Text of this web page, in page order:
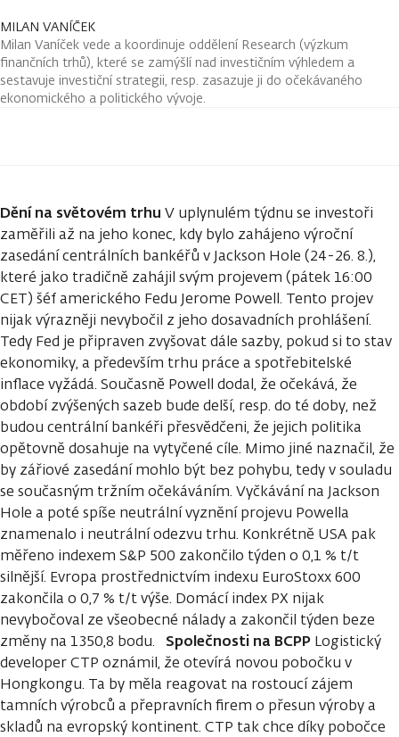
MILAN VANÍČEK
Milan Vaníček vede a koordinuje oddělení Research (výzkum
finančních trhů), které se zamýšlí nad investičním výhledem a
sestavuje investiční strategii, resp. zasazuje ji do očekávaného
ekonomického a politického vývoje.
Dění na světovém trhu V uplynulém týdnu se investoři
zaměřili až na jeho konec, kdy bylo zahájeno výroční
zasedání centrálních bankéřů v Jackson Hole (24-26. 8.),
které jako tradičně zahájil svým projevem (pátek 16:00
CET) šéf amerického Fedu Jerome Powell. Tento projev
nijak výrazněji nevybočil z jeho dosavadních prohlášení.
Tedy Fed je připraven zvyšovat dále sazby, pokud si to stav
ekonomiky, a především trhu práce a spotřebitelské
inflace vyžádá. Současně Powell dodal, že očekává, že
období zvýšených sazeb bude delší, resp. do té doby, než
budou centrální bankéři přesvědčeni, že jejich politika
opětovně dosahuje na vytyčené cíle. Mimo jiné naznačil, že
by zářiové zasedání mohlo být bez pohybu, tedy v souladu
se současným tržním očekáváním. Vyčkávání na Jackson
Hole a poté spíše neutrální vyznění projevu Powella
znamenalo i neutrální odezvu trhu. Konkrétně USA pak
měřeno indexem S&P 500 zakončilo týden o 0,1 % t/t
silnější. Evropa prostřednictvím indexu EuroStoxx 600
zakončila o 0,7 % t/t výše. Domácí index PX nijak
nevybočoval ze všeobecné nálady a zakončil týden beze
změny na 1350,8 bodu. Společnosti na BCPP Logistický
developer CTP oznámil, že otevírá novou pobočku v
Hongkongu. Ta by měla reagovat na rostoucí zájem
tamních výrobců a přepravních firem o přesun výroby a
skladů na evropský kontinent. CTP tak chce díky pobočce